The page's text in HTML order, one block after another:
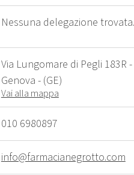
Nessuna delegazione trovata.
Via Lungomare di Pegli 183R
Genova - (GE)
Vai alla mappa
010 6980897
info@farmacianegrotto.com